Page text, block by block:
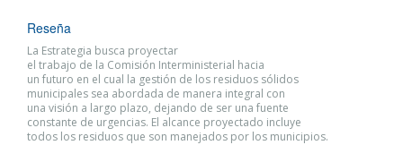
Reseña
La Estrategia busca proyectar
el trabajo de la Comisión Interministerial hacia
un futuro en el cual la gestión de los residuos sólidos
municipales sea abordada de manera integral con
una visión a largo plazo, dejando de ser una fuente
constante de urgencias. El alcance proyectado incluye
todos los residuos que son manejados por los municipios.